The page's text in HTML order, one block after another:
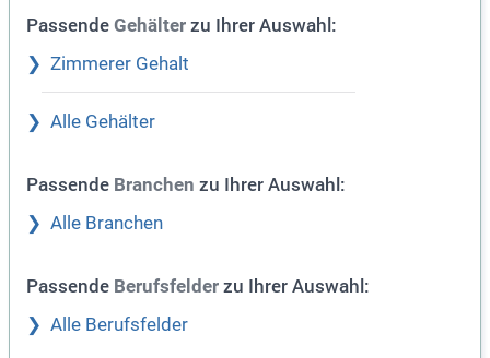
Passende Gehälter zu Ihrer Auswahl:
Zimmerer Gehalt
Alle Gehälter
Passende Branchen zu Ihrer Auswahl:
Alle Branchen
Passende Berufsfelder zu Ihrer Auswahl:
Alle Berufsfelder